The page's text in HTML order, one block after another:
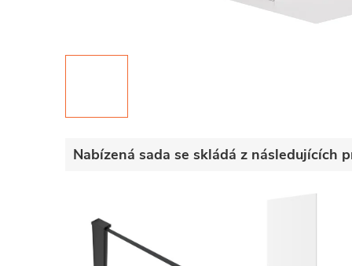
Nabízená sada se skládá z následujících